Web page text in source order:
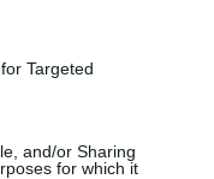
Targeted
and/or Sharing
for which it
bar e
È anche
città, grazie
esplorare,